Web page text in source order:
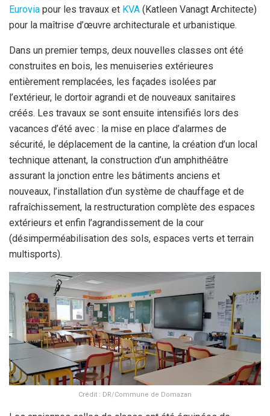
Eurovia pour les travaux et KVA (Katleen Vanagt Architecte)
pour la maîtrise d’œuvre architecturale et urbanistique.
Dans un premier temps, deux nouvelles classes ont été
construites en bois, les menuiseries extérieures
entièrement remplacées, les façades isolées par
l’extérieur, le dortoir agrandi et de nouveaux sanitaires
créés. Les travaux se sont ensuite intensifiés lors des
vacances d’été avec : la mise en place d’alarmes de
sécurité, le déplacement de la cantine, la création d’un local
technique attenant, la construction d’un amphithéâtre
assurant la jonction entre les bâtiments anciens et
nouveaux, l’installation d’un système de chauffage et de
rafraîchissement, la restructuration complète des espaces
extérieurs et enfin l’agrandissement de la cour
(désimperméabilisation des sols, espaces verts et terrain
multisports).
Crédit : DR/Commune de Domazan